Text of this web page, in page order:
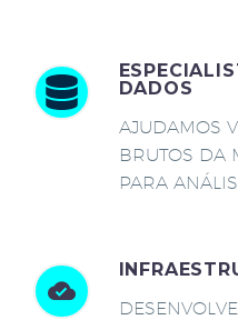
DADOS
AJUDAMOS
BRUTOS DA
PARA